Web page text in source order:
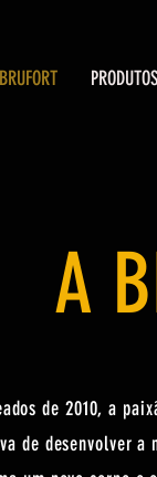
PRODUTOS
A
de 2010, a
de desenvolver